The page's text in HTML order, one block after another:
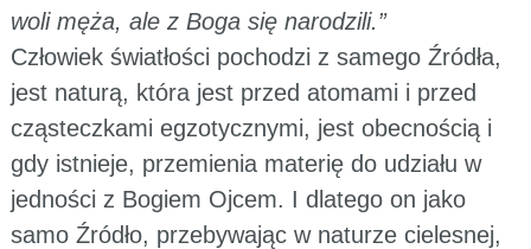
woli męża, ale z Boga się narodzili.”
Człowiek światłości pochodzi z samego Źródła,
jest naturą, która jest przed atomami i przed
cząsteczkami egzotycznymi, jest obecnością i
gdy istnieje, przemienia materię do udziału w
jedności z Bogiem Ojcem. I dlatego on jako
samo Źródło, przebywając w naturze cielesnej,